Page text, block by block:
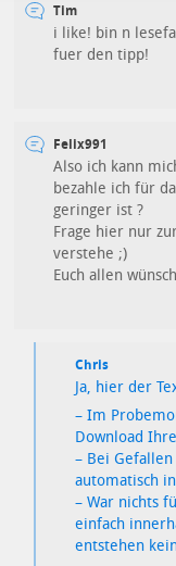
Tim
i like! bin n
fuer den tipp!
Felix991
Also ich kann
bezahle ich für
geringer ist ?
Frage hier nur
verstehe ;)
Euch allen
Chris
Ja, hier der
– Im
Download
– Bei
automatisch
– War nichts
einfach
entstehen